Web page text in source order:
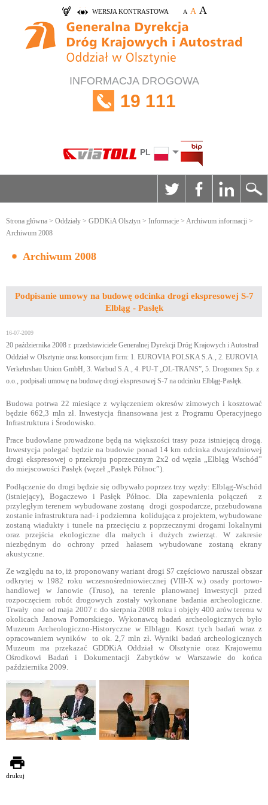
WERSJA KONTRASTOWA A A A
INFORMACJA DROGOWA
19 111
PL
Strona główna > Oddziały > GDDKiA Olsztyn > Informacje > Archiwum informacji >
Archiwum 2008
Archiwum 2008
Podpisanie umowy na budowę odcinka drogi ekspresowej S-7
Elbląg - Pasłęk
16-07-2009
20 października 2008 r. przedstawiciele Generalnej Dyrekcji Dróg Krajowych i Autostrad
Oddział w Olsztynie oraz konsorcjum firm: 1. EUROVIA POLSKA S.A., 2. EUROVIA
Verkehrsbau Union GmbH, 3. Warbud S.A., 4. PU-T „OL-TRANS”, 5. Drogomex Sp. z
o.o., podpisali umowę na budowę drogi ekspresowej S-7 na odcinku Elbląg-Pasłęk.
Budowa potrwa 22 miesiące z wyłączeniem okresów zimowych i kosztować
będzie 662,3 mln zł. Inwestycja finansowana jest z Programu Operacyjnego
Infrastruktura i Środowisko.
Prace budowlane prowadzone będą na większości trasy poza istniejącą drogą.
Inwestycja polegać będzie na budowie ponad 14 km odcinka dwujezdniowej
drogi ekspresowej o przekroju poprzecznym 2x2 od węzła „Elbląg Wschód”
do miejscowości Pasłęk (węzeł „Pasłęk Północ”).
Podłączenie do drogi będzie się odbywało poprzez trzy węzły: Elbląg-Wschód
(istniejący), Bogaczewo i Pasłęk Północ. Dla zapewnienia połączeń
z
przyległym terenem wybudowane zostaną
drogi gospodarcze, przebudowana
zostanie infrastruktura nad- i podziemna kolidująca z projektem, wybudowane
zostaną wiadukty i tunele na przecięciu z poprzecznymi drogami lokalnymi
oraz przejścia ekologiczne dla małych i dużych zwierząt. W zakresie
niezbędnym do ochrony przed hałasem wybudowane zostaną ekrany
akustyczne.
Ze względu na to, iż proponowany wariant drogi S7 częściowo naruszał obszar
odkrytej w 1982 roku wczesnośredniowiecznej (VIII-X w.) osady portowo-
handlowej w Janowie (Truso), na terenie planowanej inwestycji przed
rozpoczęciem robót drogowych zostały wykonane badania archeologiczne.
Trwały one od maja 2007 r. do sierpnia 2008 roku i objęły 400 arów terenu w
okolicach Janowa Pomorskiego. Wykonawcą badań archeologicznych było
Muzeum Archeologiczno-Historyczne w Elblągu. Koszt tych badań wraz z
opracowaniem wyników
to ok. 2,7 mln zł. Wyniki badań archeologicznych
Muzeum ma przekazać GDDKiA Oddział w Olsztynie oraz Krajowemu
Ośrodkowi Badań i Dokumentacji Zabytków w Warszawie do końca
października 2009.
drukuj